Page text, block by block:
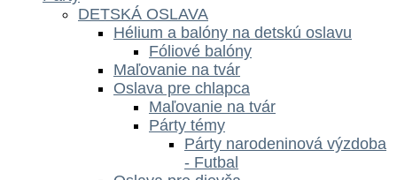
DETSKÁ OSLAVA
Hélium a balóny na detskú oslavu
Fóliové balóny
Maľovanie na tvár
Oslava pre chlapca
Maľovanie na tvár
Párty témy
Párty narodeninová výzdoba
- Futbal